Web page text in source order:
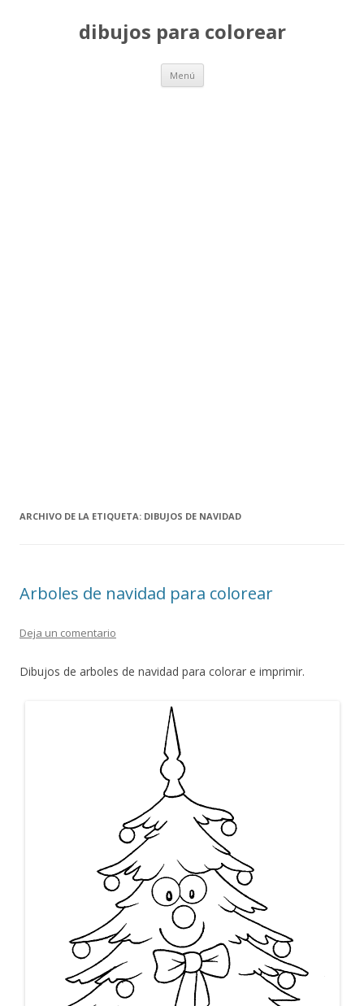
dibujos para colorear
Menú Saltar
contenido
ARCHIVO DE LA ETIQUETA: DIBUJOS DE NAVIDAD
Arboles de navidad para colorear
Deja un comentario
Dibujos de arboles de navidad para colorar e imprimir.